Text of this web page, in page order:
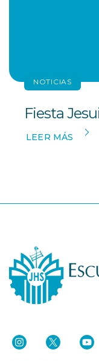
NOTICIAS
Fiesta
LEER MÁS